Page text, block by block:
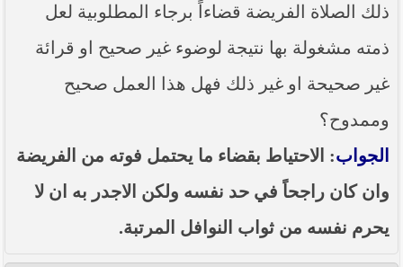
ذلك الصلاة الفريضة قضاءاً برجاء المطلوبية لعل
ذمته مشغولة بها نتيجة لوضوء غير صحيح او قرائة
غير صحيحة او غير ذلك فهل هذا العمل صحيح
وممدوح؟
الجواب: الاحتياط بقضاء ما يحتمل فوته من الفريضة
وان كان راجحاً في حد نفسه ولكن الاجدر به ان لا
يحرم نفسه من ثواب النوافل المرتبة.